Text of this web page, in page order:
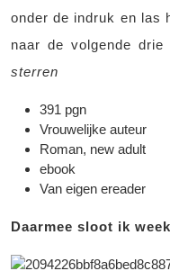
onder de indruk en las
naar de volgende drie
sterren
391 pgn
Vrouwelijke auteur
Roman, new adult
ebook
Van eigen ereader
Daarmee sloot ik